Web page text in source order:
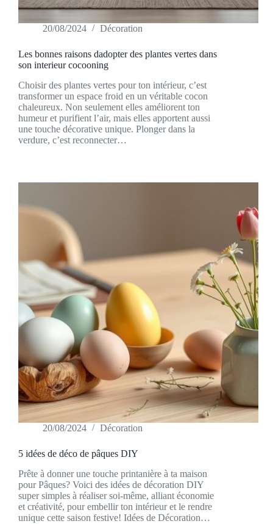
20/08/2024 Décoration
Les bonnes raisons dadopter des plantes vertes dans
son interieur cocooning
Choisir des plantes vertes pour ton intérieur, c’est
transformer un espace froid en un véritable cocon
chaleureux. Non seulement elles améliorent ton
humeur et purifient l’air, mais elles apportent aussi
une touche décorative unique. Plonger dans la
verdure, c’est reconnecter…
20/08/2024 Décoration
5 idées de déco de pâques DIY
Prête à donner une touche printanière à ta maison
pour Pâques? Voici des idées de décoration DIY
super simples à réaliser soi-même, alliant économie
et créativité, pour embellir ton intérieur et le rendre
unique cette saison festive! Idées de Décoration…